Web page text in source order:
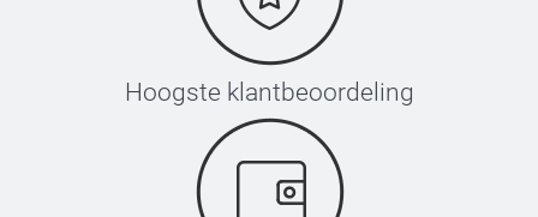
Hoogste klantbeoordeling